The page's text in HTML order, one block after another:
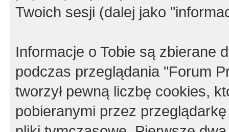
Twoich sesji (dalej jako
Informacje o Tobie są zbierane
podczas przeglądania "Forum
tworzył pewną liczbę cookies,
pobieranymi przez